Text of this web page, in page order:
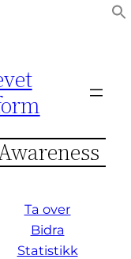
Ta over
Bidra
Statistikk